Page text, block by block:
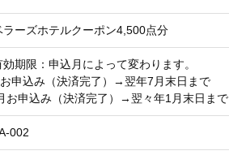
ラーズホテルクーポン4,500点分
期限：申込月によって変わります。
申込み（決済完了）→翌年7月末日まで
お申込み（決済完了）→翌々年1月末日まで
002